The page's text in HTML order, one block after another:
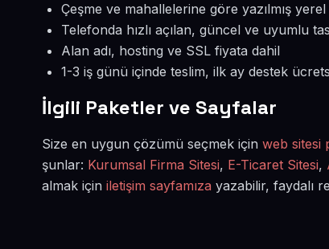
Çeşme ve mahallelerine göre yazılmış
Telefonda hızlı açılan, güncel ve uyumlu
Alan adı, hosting ve SSL fiyata dahil
1-3 iş günü içinde teslim, ilk ay destek
İlgili Paketler ve Sayfalar
Size en uygun çözümü seçmek için web sitesi
şunlar: Kurumsal Firma Sitesi, E-Ticaret Sitesi,
almak için iletişim sayfamıza yazabilir, faydalı